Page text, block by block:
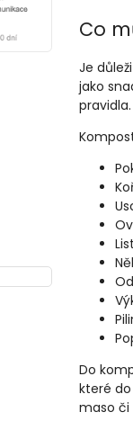
Co
Je
jako
Do
které
maso či